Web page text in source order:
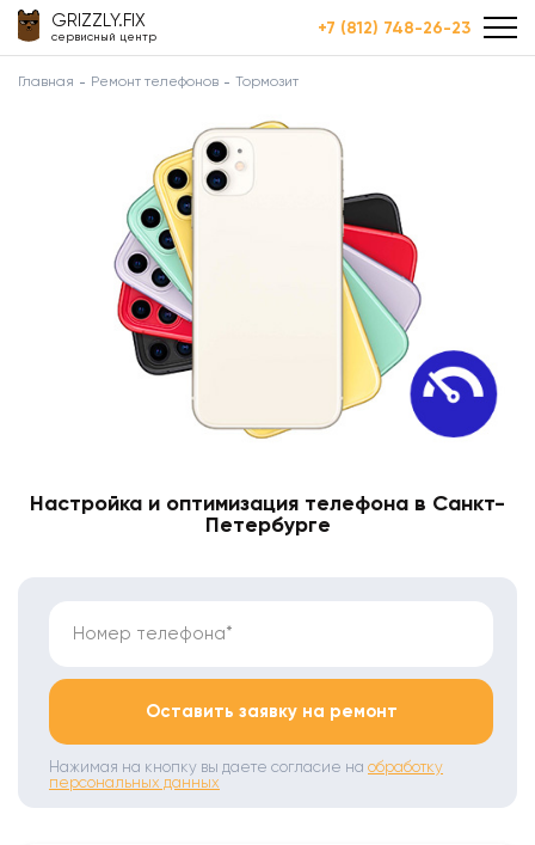
GRIZZLY.FIX
сервисный центр +7 (812) 748-26-23
Главная Ремонт телефонов Тормозит
Настройка и оптимизация телефона в Санкт-
Петербурге
Номер телефона*
Оставить заявку на ремонт
Нажимая на кнопку вы даете согласие на обработку
персональных данных